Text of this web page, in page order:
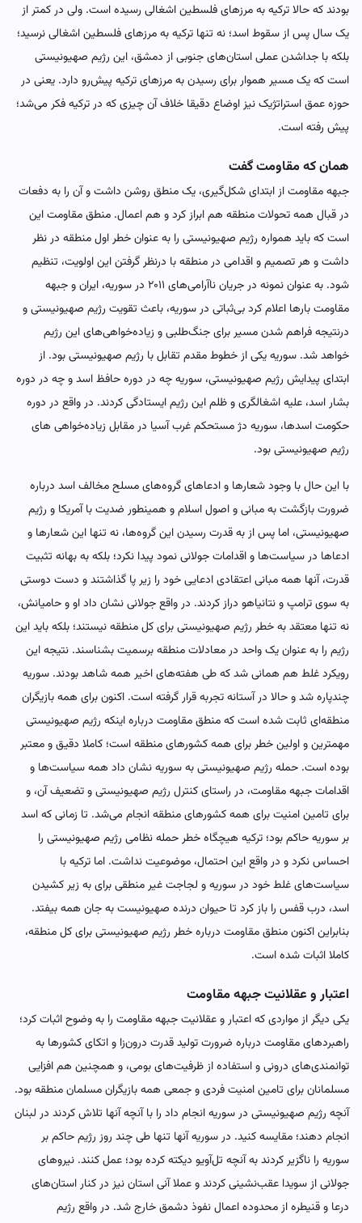
بودند که حالا ترکیه به مرزهای فلسطین اشغالی رسیده است. ولی در کمتر از
یک سال پس از سقوط اسد؛ نه تنها ترکیه به مرزهای فلسطین اشغالی نرسید؛
بلکه با جداشدن عملی استان‌های جنوبی از دمشق، این رژیم صهیونیستی
است که یک مسیر هموار برای رسیدن به مرزهای ترکیه پیش‌رو دارد. یعنی در
حوزه عمق استراتژیک نیز اوضاع دقیقا خلاف آن چیزی که در ترکیه فکر می‌شد؛
پیش رفته است.
همان که مقاومت گفت
جبهه مقاومت از ابتدای شکل‌گیری، یک‌ منطق روشن داشت و آن را به دفعات
در قبال همه تحولات منطقه هم ابراز کرد و هم اعمال. منطق مقاومت این
است که باید همواره رژیم صهیونیستی را به عنوان خطر اول منطقه در نظر
داشت و هر تصمیم و اقدامی در منطقه با درنظر گرفتن این اولویت، تنظیم
شود. به عنوان نمونه در جریان ناآرامی‌های ۲۰۱۱ در سوریه، ایران و جبهه
مقاومت بارها اعلام کرد بی‌ثباتی در سوریه، باعث تقویت رژیم صهیونیستی و
درنتیجه فراهم شدن مسیر برای جنگ‌طلبی و زیاده‌خواهی‌های این رژیم
خواهد شد. سوریه یکی از خطوط مقدم تقابل با رژیم صهیونیستی بود. از
ابتدای پیدایش رژیم صهیونیستی، سوریه چه در دوره حافظ اسد و چه در دوره
بشار اسد، علیه اشغالگری و ظلم این رژیم ایستادگی کردند. در واقع در دوره
حکومت اسدها، سوریه دژ مستحکم غرب آسیا در مقابل زیاده‌خواهی های
رژیم صهیونیستی بود.
با این حال با وجود شعارها و ادعاهای گروه‌های مسلح مخالف اسد درباره
ضرورت بازگشت به مبانی و اصول اسلام و همینطور ضدیت با آمریکا و رژیم
صهیونیستی، اما پس از به قدرت رسیدن این گروه‌ها، نه تنها این شعارها و
ادعاها در سیاست‌ها و اقدامات جولانی نمود پیدا نکرد؛ بلکه به بهانه تثبیت
قدرت، آنها همه مبانی اعتقادی ادعایی خود را زیر پا گذاشتند و دست دوستی
به سوی ترامپ و نتانیاهو دراز کردند. در واقع جولانی نشان داد او و حامیانش،
نه تنها معتقد به خطر رژیم صهیونیستی برای کل منطقه نیستند؛ بلکه باید این
رژیم را به عنوان یک واحد در معادلات منطقه برسمیت بشناسند. نتیجه این
رویکرد غلط هم همانی شد که طی هفته‌های اخیر همه شاهد بودند. سوریه
چندپاره شد و حالا در آستانه تجربه قرار گرفته است. اکنون برای همه بازیگران
منطقه‌ای ثابت شده است که منطق مقاومت درباره اینکه رژیم صهیونیستی
مهمترین و اولین خطر برای همه کشورهای منطقه است؛ کاملا دقیق و معتبر
بوده است. حمله رژیم صهیونیستی به سوریه نشان داد همه سیاست‌ها و
اقدامات جبهه مقاومت، در راستای کنترل رژیم صهیونیستی و تضعیف آن، و
برای تامین امنیت برای همه کشورهای منطقه انجام می‌شد. تا زمانی که اسد
بر سوریه حاکم بود؛ ترکیه هیچگاه خطر حمله نظامی رژیم صهیونیستی را
احساس نکرد و در واقع این احتمال، موضوعیت نداشت. اما ترکیه با
سیاست‌های غلط خود در سوریه و لجاجت غیر منطقی برای به زیر کشیدن
اسد، درب قفس را باز کرد تا حیوان درنده صهیونیست به جان همه بیفتد.
بنابراین اکنون منطق مقاومت درباره خطر رژیم صهیونیستی برای کل منطقه،
کاملا اثبات شده است.
اعتبار و عقلانیت جبهه مقاومت
یکی دیگر از مواردی که اعتبار و عقلانیت جبهه مقاومت را به وضوح اثبات کرد؛
راهبردهای مقاومت درباره ضرورت تولید قدرت درون‌زا و اتکای کشورها به
توانمندی‌های درونی و استفاده از ظرفیت‌های بومی، و همچنین هم افزایی
مسلمانان برای تامین امنیت فردی و جمعی همه بازیگران مسلمان منطقه بود.
آنچه رژیم صهیونیستی در سوریه انجام داد را با آنچه آنها تلاش کردند در لبنان
انجام دهند؛ مقایسه کنید.‌ در سوریه آنها تنها طی چند روز رژیم حاکم بر
سوریه را ناگزیر کردند به آنچه تل‌آویو دیکته کرده بود؛ عمل کنند. نیروهای
جولانی از سویدا عقب‌نشینی کردند و عملا آنی استان نیز در کنار استان‌های
درعا و قنیطره از محدوده اعمال نفوذ دشمق خارج شد. در واقع رژیم